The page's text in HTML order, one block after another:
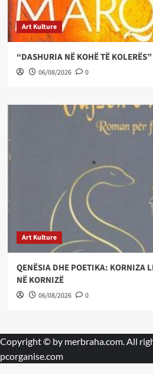
Art Kulture
“DASHURIA NË KOHË TË
06/08/2026 0
Art Kulture
QENËSIA DHE POETIKA: KORNIZA
NË KORNIZË
06/08/2026 0
Copyright © by merbraha.com. All
pcorganise.com